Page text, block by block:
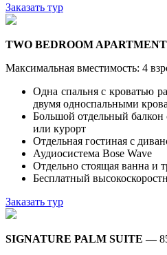
Заказать тур
TWO BEDROOM
Максимальная вместимость: 4
Одна спальня с кроватью
двумя односпальными
Большой отдельный
или курорт
Отдельная гостиная с
Аудиосистема Bose Wave
Отдельно стоящая ванна и
Бесплатный
Заказать тур
SIGNATURE PALM SUITE —